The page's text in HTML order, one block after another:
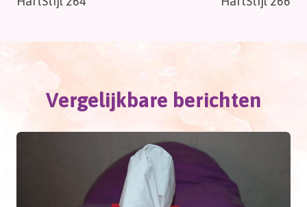
navigatie
Vergelijkbare berichten